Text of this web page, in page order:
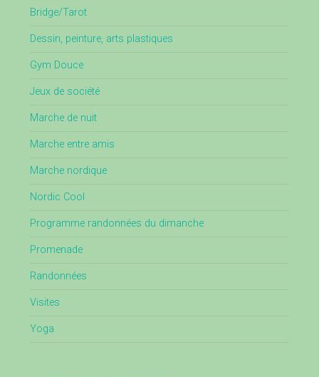
Bridge/Tarot
Dessin, peinture, arts plastiques
Gym Douce
Jeux de société
Marche de nuit
Marche entre amis
Marche nordique
Nordic Cool
Programme randonnées du dimanche
Promenade
Randonnées
Visites
Yoga